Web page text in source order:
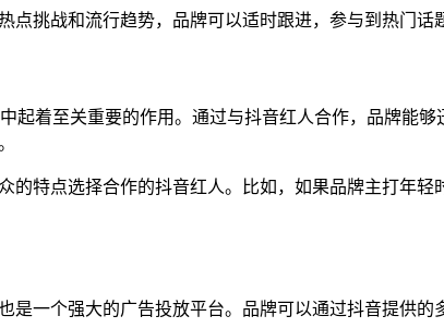
点挑战和流行趋势，品牌可以适时跟进，参与到热门
起着至关重要的作用。通过与抖音红人合作，品牌能
的特点选择合作的抖音红人。比如，如果品牌主打年
是一个强大的广告投放平台。品牌可以通过抖音提供